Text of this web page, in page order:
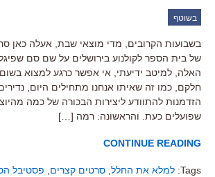
בשוטף
בשבועות הקרובים, מדי מוצאי שבת, אעלה כאן
של בית הספר לקולנוע בירושלים על שם סם
האלה, למיטב ידיעתי, אי אפשר כרגע למצוא
חלקם, כמו זה שאיתו אנחנו מתחילים היום,
הזדמנות להתוודע ליצירות הבכורה של כמה
שפועלים כעת. והראשונה: רמה […]
CONTINUE READING
Tags: למלא את החלל סרטים קצרים פסטיבל